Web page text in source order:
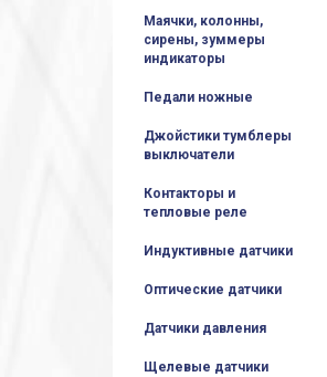
Маячки, колонны,
сирены, зуммеры
индикаторы
Педали ножные
Джойстики тумблеры
выключатели
Контакторы и
тепловые реле
Индуктивные датчики
Оптические датчики
Датчики давления
Щелевые датчики